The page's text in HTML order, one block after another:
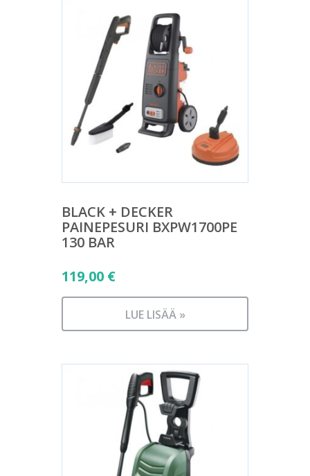
BLACK + DECKER
PAINEPESURI BXPW1700PE
130 BAR
119,00 €
LUE LISÄÄ »